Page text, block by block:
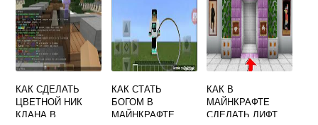
КАК СДЕЛАТЬ
ЦВЕТНОЙ НИК
КЛАНА В
КАК СТАТЬ
БОГОМ В
МАЙНКРАФТЕ
КАК В
МАЙНКРАФТЕ
СДЕЛАТЬ ЛИФТ